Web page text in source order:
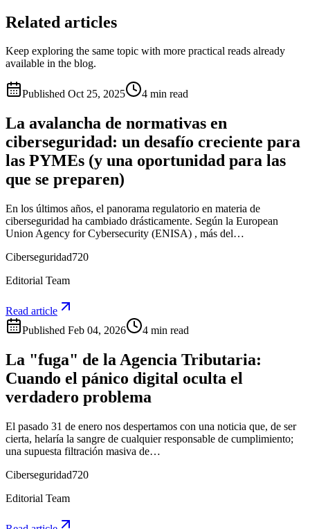
Related articles
Keep exploring the same topic with more practical reads already
available in the blog.
Published Oct 25, 2025 4 min read
La avalancha de normativas en
ciberseguridad: un desafío creciente para
las PYMEs (y una oportunidad para las
que se preparen)
En los últimos años, el panorama regulatorio en materia de
ciberseguridad ha cambiado drásticamente. Según la European
Union Agency for Cybersecurity (ENISA) , más del…
Ciberseguridad720
Editorial Team
Read article
Published Feb 04, 2026 4 min read
La "fuga" de la Agencia Tributaria:
Cuando el pánico digital oculta el
verdadero problema
El pasado 31 de enero nos despertamos con una noticia que, de ser
cierta, helaría la sangre de cualquier responsable de cumplimiento;
una supuesta filtración masiva de…
Ciberseguridad720
Editorial Team